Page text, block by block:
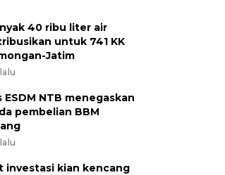
40 ribu liter air
untuk 741 KK
Jatim
ESDM NTB menegaskan
pembelian BBM
investasi kian kencang